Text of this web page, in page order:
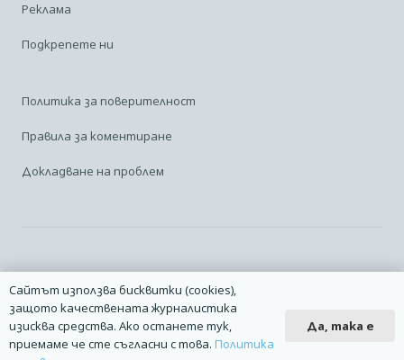
Реклама
Подкрепете ни
Политика за поверителност
Правила за коментиране
Докладване на проблем
Facebook Linkedin Карта на сайта
2014 – 2026 © Всички права запазени. | Издател: Авио Форум |
Дизайн manolov.net | Разработване Pixelliant
Сайтът използва бисквитки (cookies),
защото качествената журналистика
изисква средства. Ако останете тук,
приемаме че сте съгласни с това. Политика
Да, така е